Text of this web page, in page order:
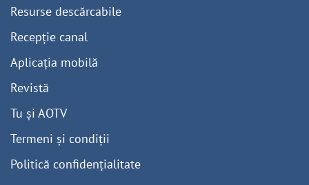
Resurse descărcabile
Recepție canal
Aplicația mobilă
Revistă
Tu și AOTV
Termeni și condiții
Politică confidențialitate